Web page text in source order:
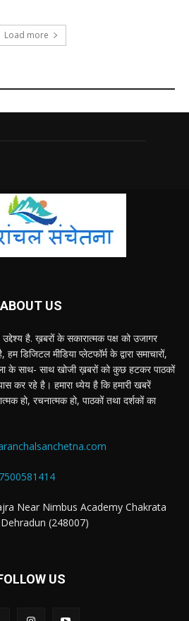
Load more
ABOUT US
उद्देश्य है. ख़बरों के सकारात्मक पक्ष को उजागर
डिजिटल मीडिया प्लेटफॉर्म के द्वारा समाचारों,
के साथ- साथ खोजी ख़बरों को कुछ हटकर पाठकों
कर रहे है। हमारा ध्येय है कि हमारी खबरें
हो, रचनात्मक हो, पाठकों तथा दर्शकों का
7500581414
Near Nimbus Academy Chakrata
(248007)
US